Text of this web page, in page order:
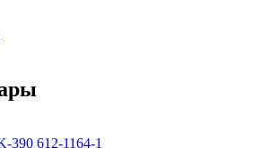
390 612-1164-1